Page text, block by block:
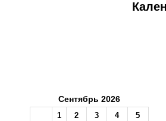
Сентябрь 2026
1 2 3 4
5